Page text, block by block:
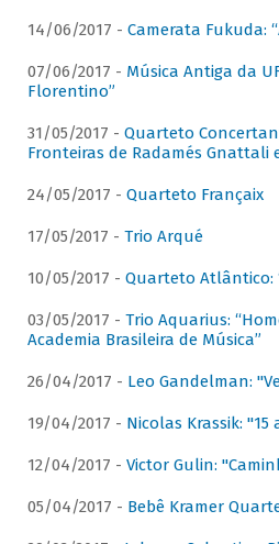
14/06/2017 - Camerata Fukuda:
07/06/2017 - Música Antiga da
Florentino”
31/05/2017 - Quarteto
Fronteiras de Radamés Gnattali
24/05/2017 - Quarteto Françaix
17/05/2017 - Trio Arqué
10/05/2017 - Quarteto Atlântico:
03/05/2017 - Trio Aquarius:
Academia Brasileira de Música”
26/04/2017 - Leo Gandelman:
19/04/2017 - Nicolas Krassik: "15
12/04/2017 - Victor Gulin:
05/04/2017 - Bebê Kramer